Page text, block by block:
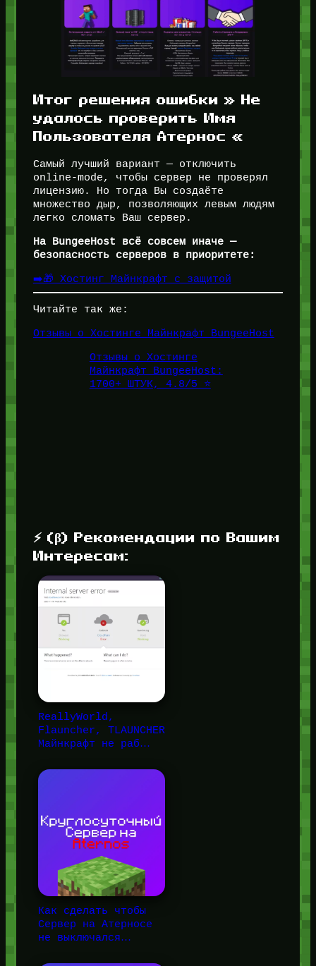
Итог решения ошибки » Не
удалось проверить Имя
Пользователя Атернос «
Самый лучший вариант — отключить
online-mode, чтобы сервер не проверял
лицензию. Но тогда Вы создаёте
множество дыр, позволяющих левым людям
легко сломать Ваш сервер.
На BungeeHost всё совсем иначе —
безопасность серверов в приоритете:
➡️🎁 Хостинг Майнкрафт с защитой
Читайте так же:
Отзывы о Хостинге Майнкрафт BungeeHost
Отзывы о Хостинге
Майнкрафт BungeeHost:
1700+ ШТУК, 4.8/5 ⭐️
⚡ (β) Рекомендации по Вашим
Интересам:
ReallyWorld,
Flauncher, TLAUNCHER
Майнкрафт не раб…
Как сделать чтобы
Сервер на Атерносе
не выключался…